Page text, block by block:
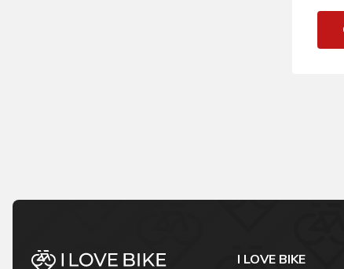
I LOVE BIKE